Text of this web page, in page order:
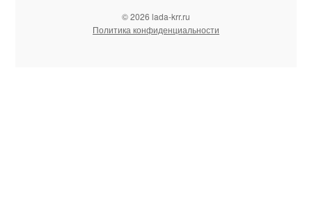
© 2026 lada-krr.ru
Политика конфиденциальности